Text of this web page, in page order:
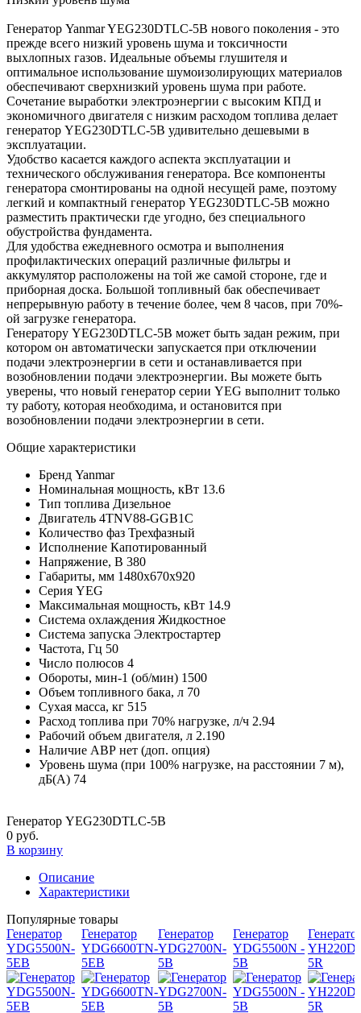
Генератор Yanmar YEG230DTLC-5B нового поколения - это
прежде всего низкий уровень шума и токсичности
выхлопных газов. Идеальные объемы глушителя и
оптимальное использование шумоизолирующих материалов
обеспечивают сверхнизкий уровень шума при работе.
Сочетание выработки электроэнергии с высоким КПД и
экономичного двигателя с низким расходом топлива делает
генератор YEG230DTLC-5B удивительно дешевыми в
эксплуатации.
Удобство касается каждого аспекта эксплуатации и
технического обслуживания генератора. Все компоненты
генератора смонтированы на одной несущей раме, поэтому
легкий и компактный генератор YEG230DTLC-5B можно
разместить практически где угодно, без специального
обустройства фундамента.
Для удобства ежедневного осмотра и выполнения
профилактических операций различные фильтры и
аккумулятор расположены на той же самой стороне, где и
приборная доска. Большой топливный бак обеспечивает
непрерывную работу в течение более, чем 8 часов, при 70%-
ой загрузке генератора.
Генератору YEG230DTLC-5B может быть задан режим, при
котором он автоматически запускается при отключении
подачи электроэнергии в сети и останавливается при
возобновлении подачи электроэнергии. Вы можете быть
уверены, что новый генератор серии YEG выполнит только
ту работу, которая необходима, и остановится при
возобновлении подачи электроэнергии в сети.
Общие характеристики
Бренд Yanmar
Номинальная мощность, кВт 13.6
Тип топлива Дизельное
Двигатель 4TNV88-GGB1C
Количество фаз Трехфазный
Исполнение Капотированный
Напряжение, В 380
Габариты, мм 1480х670х920
Серия YEG
Максимальная мощность, кВт 14.9
Система охлаждения Жидкостное
Система запуска Электростартер
Частота, Гц 50
Число полюсов 4
Обороты, мин-1 (об/мин) 1500
Объем топливного бака, л 70
Сухая масса, кг 515
Расход топлива при 70% нагрузке, л/ч 2.94
Рабочий объем двигателя, л 2.190
Наличие АВР нет (доп. опция)
Уровень шума (при 100% нагрузке, на расстоянии 7 м),
дБ(А) 74
Генератор YEG230DTLC-5B
0 руб.
В корзину
Описание
Характеристики
Популярные товары
Генератор
YDG5500N-
5EB
Генератор
YDG6600TN-
5EB
Генератор
YDG2700N-
5B
Генератор
YDG5500N -
5B
5R